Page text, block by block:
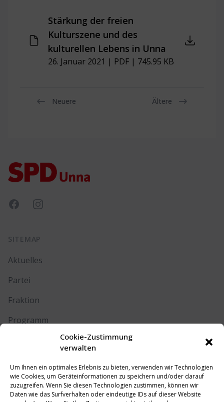
Cookie-Zustimmung
verwalten
Um Ihnen ein optimales Erlebnis zu bieten, verwenden wir Technologien
wie Cookies, um Geräteinformationen zu speichern und/oder darauf
zuzugreifen. Wenn Sie diesen Technologien zustimmen, können wir
Daten wie das Surfverhalten oder eindeutige IDs auf dieser Website
Stärkung der freien
Kulturszene und des
kulturellen Lebens in Unna
26. Januar 2021 | PDF | 745.95 KB
Neuere Ältere
FacebookInstagram
SITEMAP
Aktuelles
Partei
Fraktion
Programm
RECHTLICHES
Impressum